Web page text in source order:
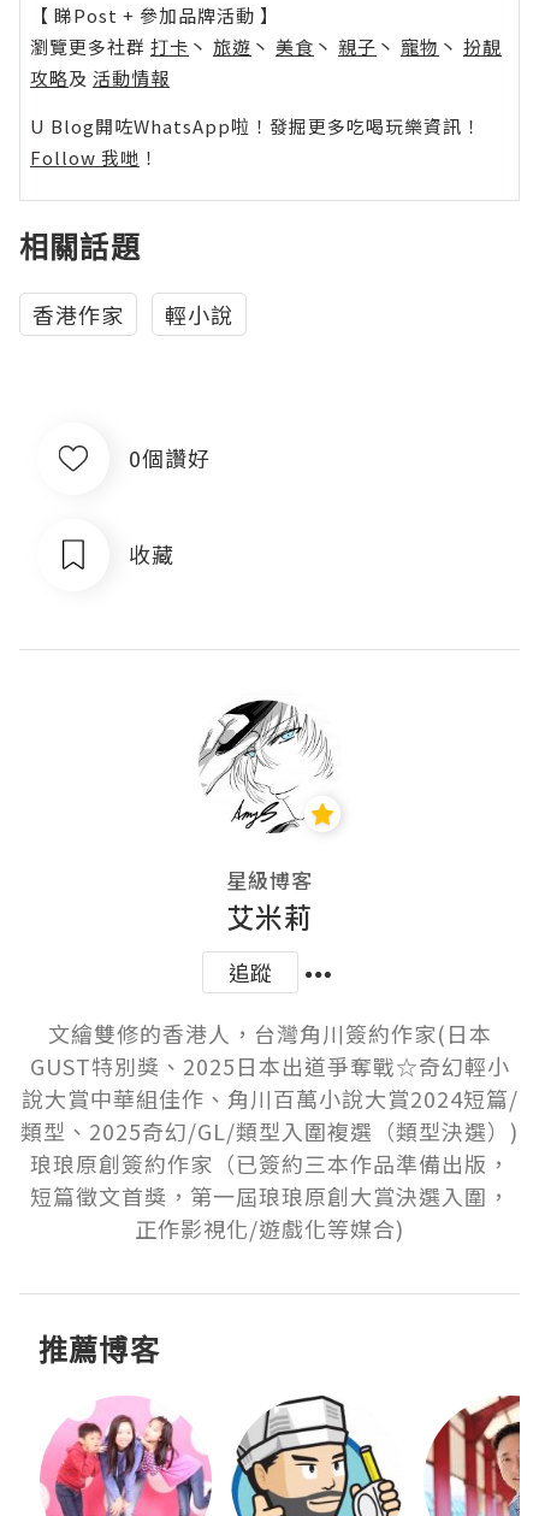
【 睇Post + 參加品牌活動 】
瀏覽更多社群 打卡 丶 旅遊 丶 美食 丶 親子 丶 寵物 丶 扮靚
攻略及 活動情報
U Blog開咗WhatsApp啦！發掘更多吃喝玩樂資訊！
Follow 我哋 ！
相關話題
香港作家 輕小說
0個讚好
收藏
星級博客
艾米莉
追蹤
文繪雙修的香港人，台灣角川簽約作家(日本
GUST特別獎、2025日本出道爭奪戰☆奇幻輕小
說大賞中華組佳作、角川百萬小說大賞2024短篇/
類型、2025奇幻/GL/類型入圍複選（類型決選）)
琅琅原創簽約作家（已簽約三本作品準備出版，
短篇徵文首獎，第一屆琅琅原創大賞決選入圍，
正作影視化/遊戲化等媒合)
推薦博客